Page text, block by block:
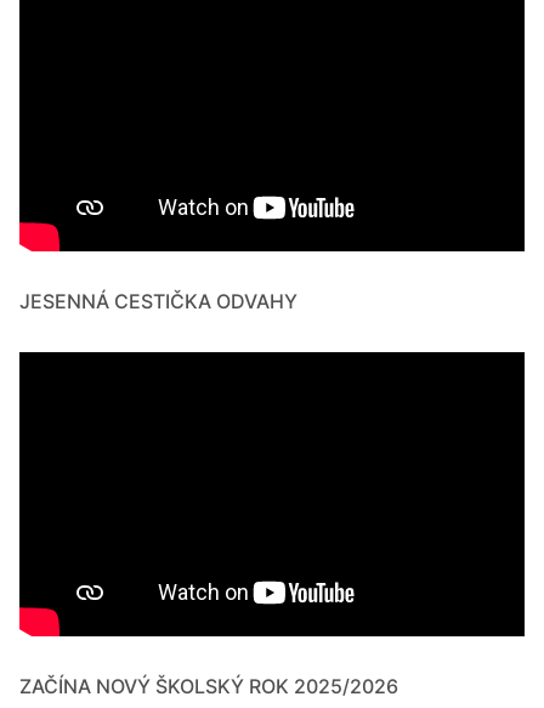
JESENNÁ CESTIČKA ODVAHY
ZAČÍNA NOVÝ ŠKOLSKÝ ROK 2025/2026